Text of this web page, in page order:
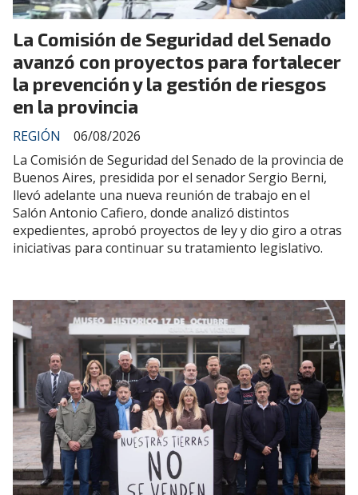
La Comisión de Seguridad del Senado
avanzó con proyectos para fortalecer
la prevención y la gestión de riesgos
en la provincia
REGIÓN
06/08/2026
La Comisión de Seguridad del Senado de la provincia de
Buenos Aires, presidida por el senador Sergio Berni,
llevó adelante una nueva reunión de trabajo en el
Salón Antonio Cafiero, donde analizó distintos
expedientes, aprobó proyectos de ley y dio giro a otras
iniciativas para continuar su tratamiento legislativo.